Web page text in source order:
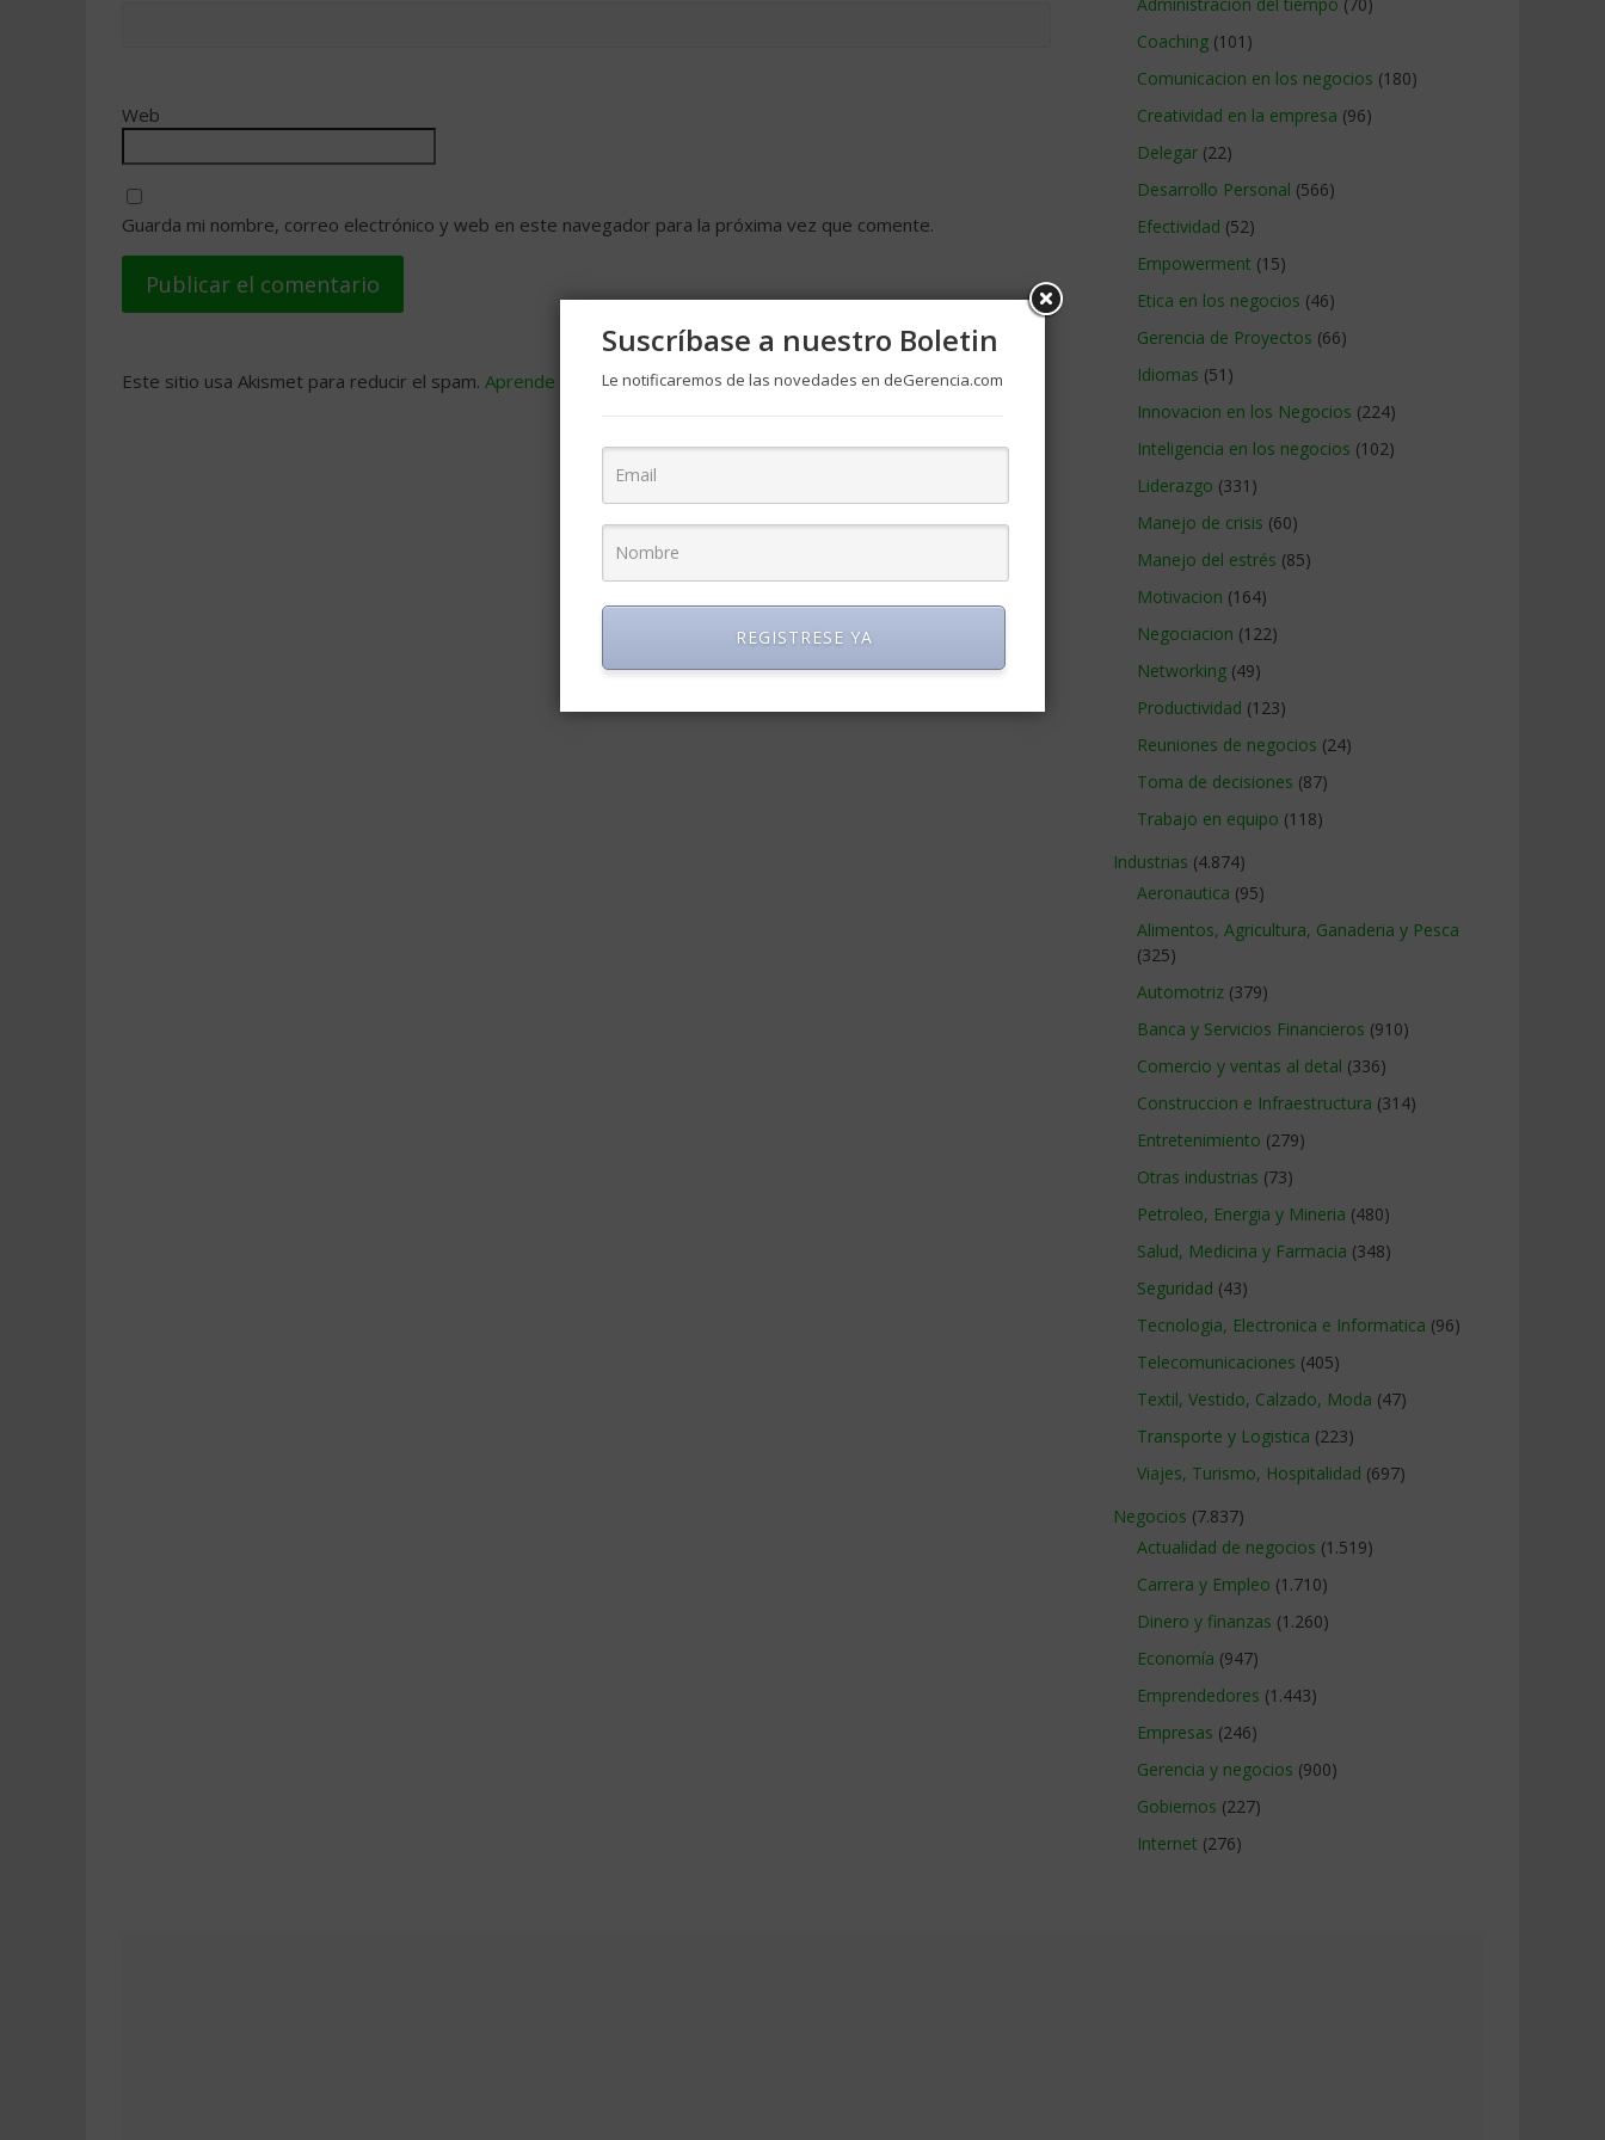
Web
Guarda mi nombre, correo electrónico y web en este navegador para la próxima vez que comente.
Este sitio usa Akismet para reducir el spam. Aprende cómo se procesan los datos de tus comentarios.
Coaching (101)
Comunicacion en los negocios (180)
Creatividad en la empresa (96)
Delegar (22)
Desarrollo Personal (566)
Efectividad (52)
Empowerment (15)
Etica en los negocios (46)
Gerencia de Proyectos (66)
Idiomas (51)
Innovacion en los Negocios (224)
Inteligencia en los negocios (102)
Liderazgo (331)
Manejo de crisis (60)
Manejo del estrés (85)
Motivacion (164)
Negociacion (122)
Networking (49)
Productividad (123)
Reuniones de negocios (24)
Toma de decisiones (87)
Trabajo en equipo (118)
Industrias (4.874)
Aeronautica (95)
Alimentos, Agricultura, Ganaderia y Pesca
(325)
Automotriz (379)
Banca y Servicios Financieros (910)
Comercio y ventas al detal (336)
Construccion e Infraestructura (314)
Entretenimiento (279)
Otras industrias (73)
Petroleo, Energia y Mineria (480)
Salud, Medicina y Farmacia (348)
Seguridad (43)
Tecnologia, Electronica e Informatica (96)
Telecomunicaciones (405)
Textil, Vestido, Calzado, Moda (47)
Transporte y Logistica (223)
Viajes, Turismo, Hospitalidad (697)
Negocios (7.837)
Actualidad de negocios (1.519)
Carrera y Empleo (1.710)
Dinero y finanzas (1.260)
Economía (947)
Emprendedores (1.443)
Empresas (246)
Gerencia y negocios (900)
Gobiernos (227)
Internet (276)
Suscríbase a nuestro Boletin
Le notificaremos de las novedades en deGerencia.com
REGISTRESE YA